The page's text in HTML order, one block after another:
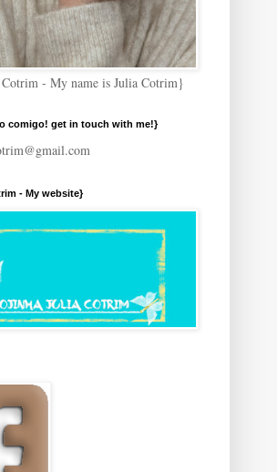
- My name is Julia Cotrim}
comigo! get in touch with me!}
- My website}